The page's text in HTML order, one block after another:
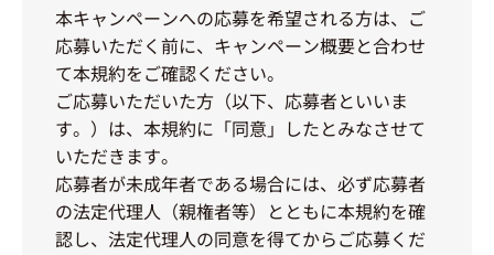
本キャンペーンへの応募を希望される方は、ご
応募いただく前に、キャンペーン概要と合わせ
て本規約をご確認ください。
ご応募いただいた方（以下、応募者といいま
す。）は、本規約に「同意」したとみなさせて
いただきます。
応募者が未成年者である場合には、必ず応募者
の法定代理人（親権者等）とともに本規約を確
認し、法定代理人の同意を得てからご応募くだ